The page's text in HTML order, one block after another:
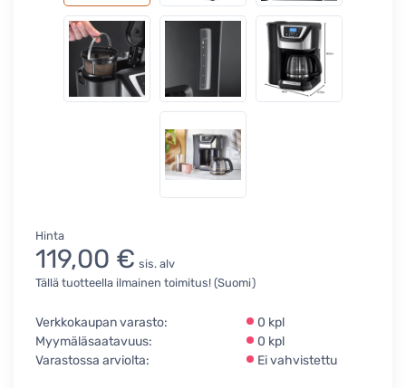
Hinta
119,00 € sis. alv
Tällä tuotteella ilmainen toimitus! (Suomi)
Verkkokaupan varasto:
0 kpl
Myymäläsaatavuus:
0 kpl
Varastossa arviolta:
Ei vahvistettu